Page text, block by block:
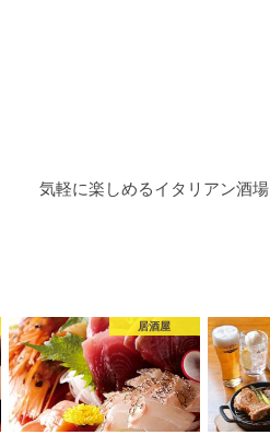
気軽に楽しめるイタリアン酒
居酒屋